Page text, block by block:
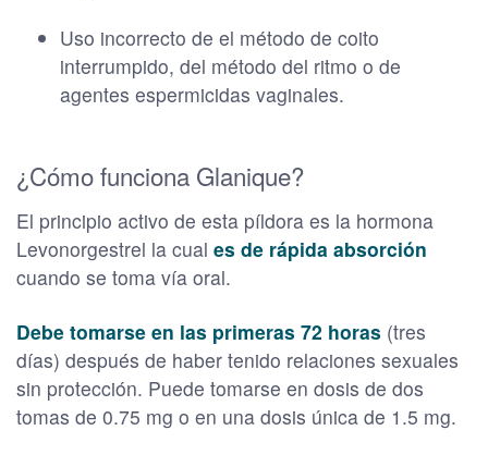
Uso incorrecto de el método de coito
interrumpido, del método del ritmo o de
agentes espermicidas vaginales.
¿Cómo funciona Glanique?
El principio activo de esta píldora es la hormona
Levonorgestrel la cual es de rápida absorción
cuando se toma vía oral.
Debe tomarse en las primeras 72 horas (tres
días) después de haber tenido relaciones sexuales
sin protección. Puede tomarse en dosis de dos
tomas de 0.75 mg o en una dosis única de 1.5 mg.